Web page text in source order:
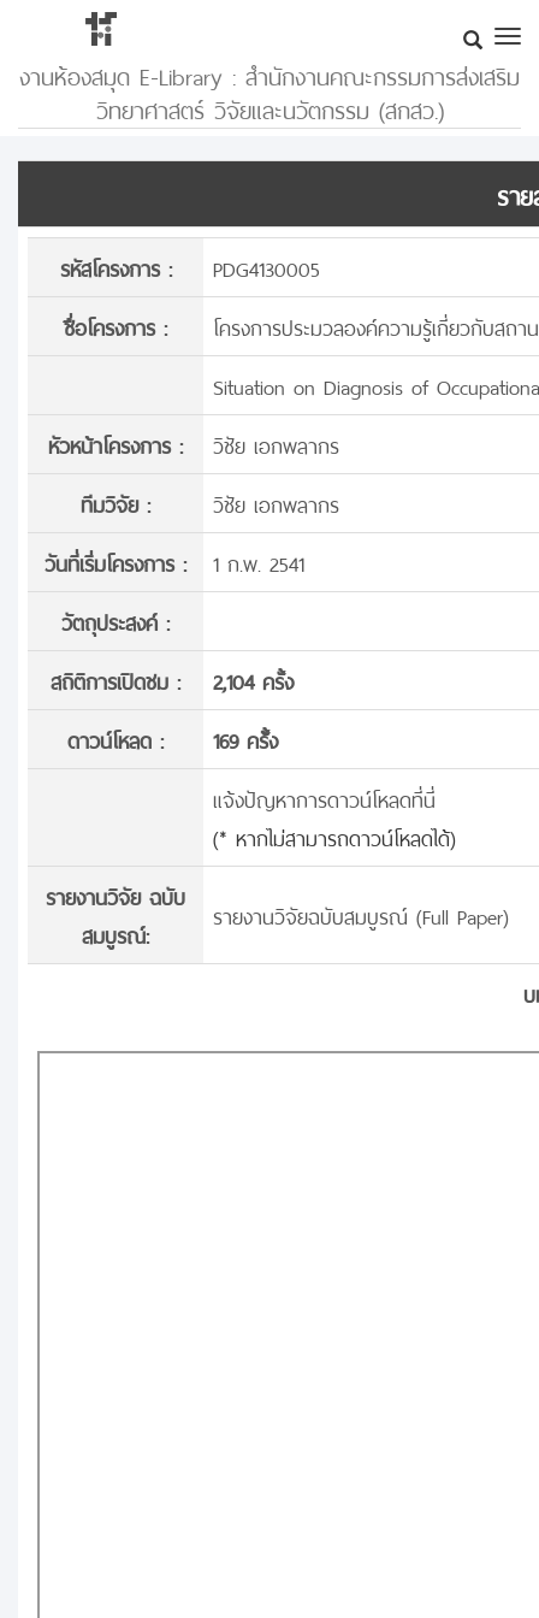
งานห้องสมุด E-Library : สำนักงานคณะกรรมการส่งเสริม
วิทยาศาสตร์ วิจัยและนวัตกรรม (สกสว.)
รา
รหัสโครงการ :
PDG4130005
ชื่อโครงการ :
โครงการประมวลองค์ความรู้เกี่ยวกับสถ
Situation on Diagnosis of
หัวหน้าโครงการ :
วิชัย เอกพลากร
ทีมวิจัย :
วิชัย เอกพลากร
วันที่เริ่มโครงการ :
1 ก.พ. 2541
วัตถุประสงค์ :
สถิติการเปิดชม :
2,104 ครั้ง
ดาวน์โหลด :
169 ครั้้ง
แจ้งปัญหาการดาวน์โหลดที่นี่
(* หากไม่สามารถดาวน์โหลดได้)
รายงานวิจัย ฉบับ
สมบูรณ์:
รายงานวิจัยฉบับสมบูรณ์ (Full Paper)